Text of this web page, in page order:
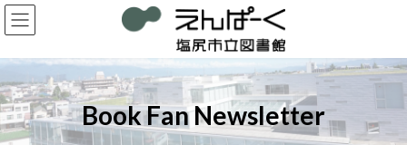
コ
ン
ン
ツ
へ
ス
キ
ナ
ビ
ー
シ
ョ
ン
に
Book Fan Newsletter